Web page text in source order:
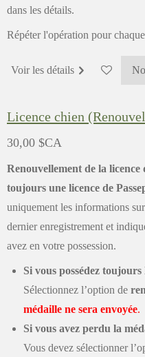
dans les détails.
Répéter l'opération pour
Voir les détails
Licence chien
30,00 $CA
Renouvellement de la licence
toujours une licence de
uniquement les informations
dernier enregistrement et
avez en votre possession.
Si vous possédez
Sélectionnez l’option de
médaille ne sera envoyée.
Si vous avez perdu la
Vous devez sélectionner